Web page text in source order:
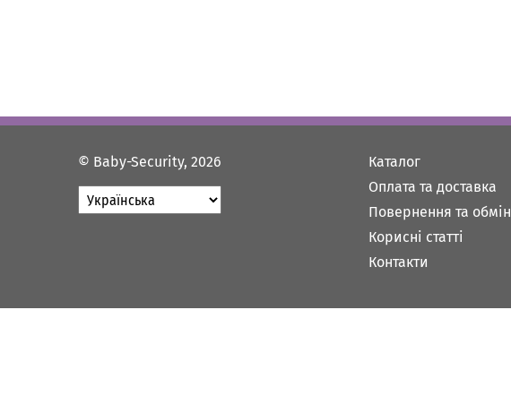
© Baby-Security, 2026
Каталог
Оплата та доставка
Повернення та обмін
Корисні статті
Контакти